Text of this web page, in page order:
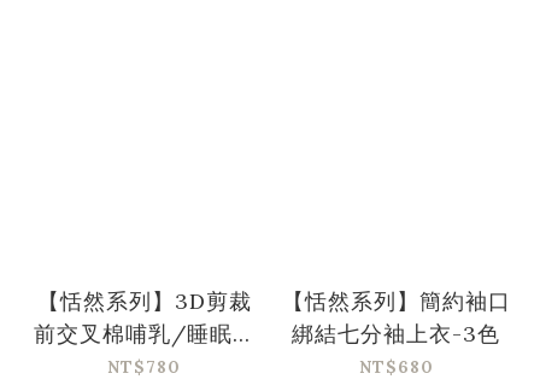
【恬然系列】3D剪裁
前交叉棉哺乳/睡眠內
衣-灰藍色
NT$780
【恬然系列】簡約袖口
綁結七分袖上衣-3色
NT$680